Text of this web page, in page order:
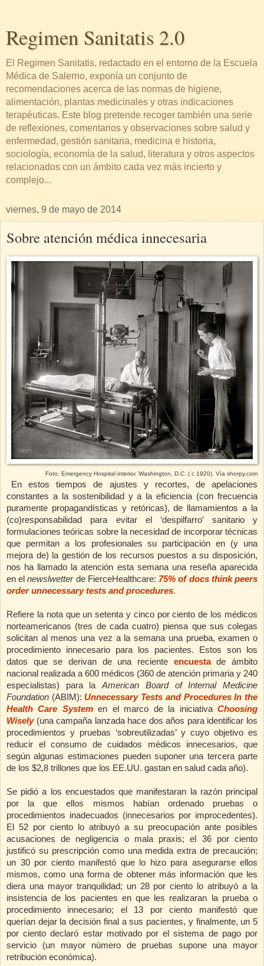
Regimen Sanitatis 2.0
El Regimen Sanitatis, redactado en el entorno de la Escuela
Médica de Salerno, exponía un conjunto de
recomendaciones acerca de las normas de higiene,
alimentación, plantas medicinales y otras indicaciones
terapéuticas. Este blog pretende recoger también una serie
de reflexiones, comentarios y observaciones sobre salud y
enfermedad, gestión sanitaria, medicina e historia,
sociología, economía de la salud, literatura y otros aspectos
relacionados con un ámbito cada vez más incierto y
complejo...
viernes, 9 de mayo de 2014
Sobre atención médica innecesaria
Foto: Emergency Hospital interior. Washington, D.C. ( c 1920). Vía shorpy.com
En estos tiempos de ajustes y recortes, de apelaciones
constantes a la sostenibilidad y a la eficiencia (con frecuencia
puramente propagandísticas y retóricas), de llamamientos a la
(co)responsabilidad para evitar el ‘despilfarro’ sanitario y
formulaciones teóricas sobre la necesidad de incorporar técnicas
que permitan a los profesionales su participación en (y una
mejora de) la gestión de los recursos puestos a su disposición,
nos ha llamado la atención esta semana una reseña aparecida
en elnewslwetterde FierceHealthcare: 75% of docs think peers
order unnecessary tests and procedures.
Refiere la nota que un setenta y cinco por ciento de los médicos
norteamericanos (tres de cada cuatro) piensa que sus colegas
solicitan al menos una vez a la semana una prueba, examen o
procedimiento innecesario para los pacientes. Estos son los
datos que se derivan de una reciente encuesta
de ámbito
nacional realizada a 600 médicos (360 de atención primaria y 240
especialistas) para laAmerican Board of Internal Medicine
Foundation (ABIM):Unnecessary Tests and Procedures In the
Health Care System en el marco de la iniciativaChoosing
Wisely (una campaña lanzada hace dos años para identificar los
procedimientos y pruebas ‘sobreutilizadas’ y cuyo objetivo es
reducir el consumo de cuidados médicos innecesarios, que
según algunas estimaciones pueden suponer una tercera parte
de los $2,8 trillones que los EE.UU. gastan en salud cada año).
Se pidió a los encuestados que manifestaran la razón principal
por la que ellos mismos habían ordenado pruebas o
procedimientos inadecuados (innecesarios por improcedentes).
El 52 por ciento lo atribuyó a su preocupación ante posibles
acusaciones de negligencia o mala praxis; el 36 por ciento
justificó su prescripción como una medida extra de precaución;
un 30 por ciento manifestó que lo hizo para asegurarse ellos
mismos, como una forma de obtener más información que les
diera una mayor tranquilidad; un 28 por ciento lo atribuyó a la
insistencia de los pacientes en que les realizaran la prueba o
procedimiento innecesario; el 13 por ciento manifestó que
querían dejar la decisión final a sus pacientes, y finalmente, un 5
por ciento declaró estar motivado por el sistema de pago por
servicio (un mayor número de pruebas supone una mayor
retribución económica).